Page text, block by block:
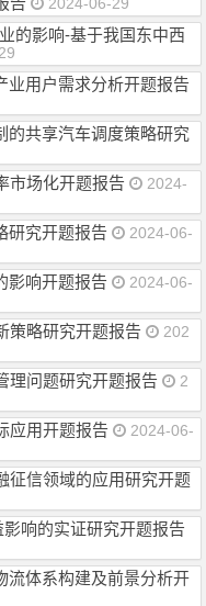
的影响-基于我国东中西
业用户需求分析开题报告
的共享汽车调度策略研究
市场化开题报告
2024-
研究开题报告
2024-06-
影响开题报告
2024-06-
策略研究开题报告
202
理问题研究开题报告
2
应用开题报告
2024-06-
征信领域的应用研究开题
响的实证研究开题报告
流体系构建及前景分析开